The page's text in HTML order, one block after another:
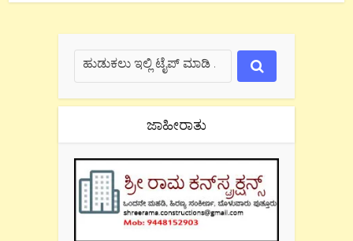
ಜಾಹೀರಾತು